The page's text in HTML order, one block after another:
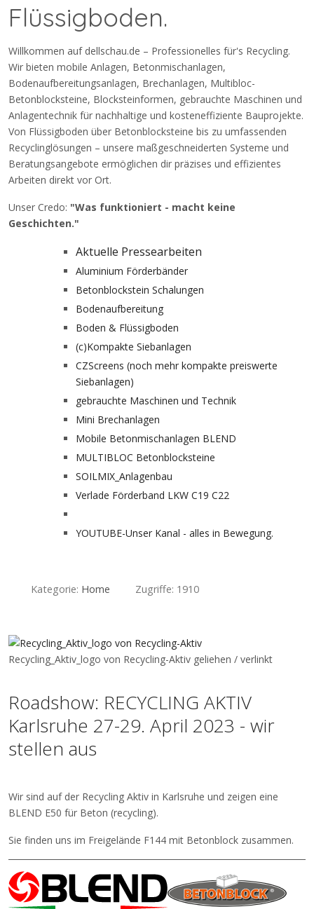
Flüssigboden.
Willkommen auf dellschau.de – Professionelles für's Recycling.
Wir bieten mobile Anlagen, Betonmischanlagen,
Bodenaufbereitungsanlagen, Brechanlagen, Multibloc-
Betonblocksteine, Blocksteinformen, gebrauchte Maschinen und
Anlagentechnik für nachhaltige und kosteneffiziente Bauprojekte.
Von Flüssigboden über Betonblocksteine bis zu umfassenden
Recyclinglösungen – unsere maßgeschneiderten Systeme und
Beratungsangebote ermöglichen dir präzises und effizientes
Arbeiten direkt vor Ort.
Unser Credo: "Was funktioniert - macht keine
Geschichten."
Aktuelle Pressearbeiten
Aluminium Förderbänder
Betonblockstein Schalungen
Bodenaufbereitung
Boden & Flüssigboden
(c)Kompakte Siebanlagen
CZScreens (noch mehr kompakte preiswerte
Siebanlagen)
gebrauchte Maschinen und Technik
Mini Brechanlagen
Mobile Betonmischanlagen BLEND
MULTIBLOC Betonblocksteine
SOILMIX_Anlagenbau
Verlade Förderband LKW C19 C22
YOUTUBE-Unser Kanal - alles in Bewegung.
Kategorie: Home Zugriffe: 1910
Recycling_Aktiv_logo von Recycling-Aktiv geliehen / verlinkt
Roadshow: RECYCLING AKTIV
Karlsruhe 27-29. April 2023 - wir
stellen aus
Wir sind auf der Recycling Aktiv in Karlsruhe und zeigen eine
BLEND E50 für Beton (recycling).
Sie finden uns im Freigelände F144 mit Betonblock zusammen.